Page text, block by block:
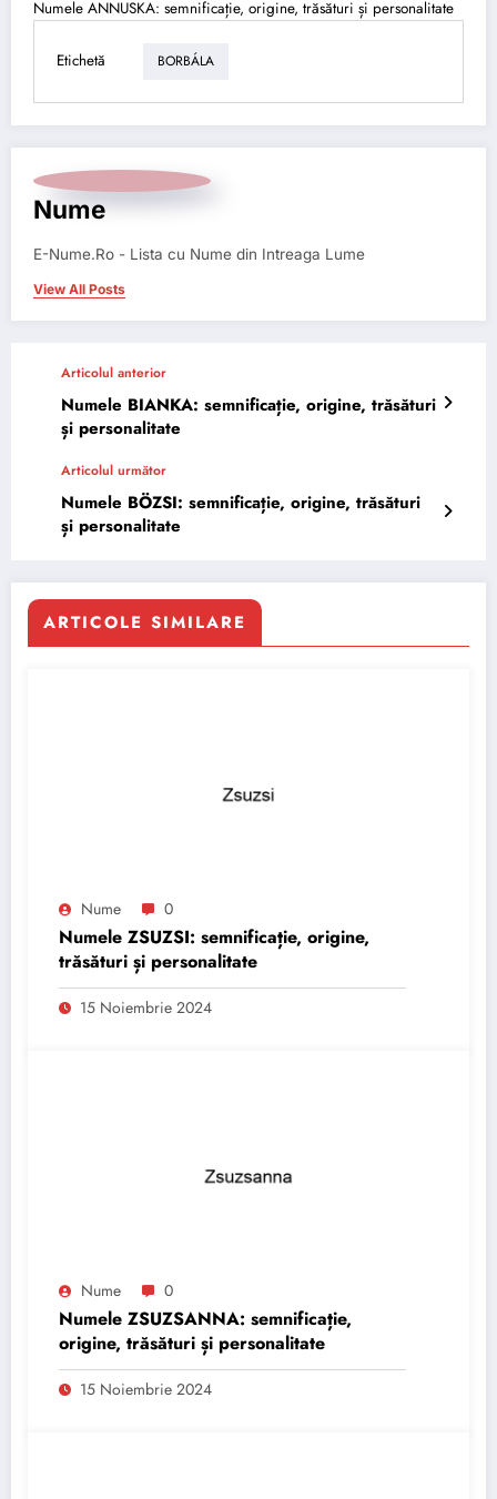
Numele ANNUSKA: semnificație, origine, trăsături și personalitate
Etichetă BORBÁLA
Nume
E-Nume.Ro - Lista cu Nume din Intreaga Lume
View All Posts
Articolul anterior
Numele BIANKA: semnificație, origine, trăsături
și personalitate
Articolul următor
Numele BÖZSI: semnificație, origine, trăsături
și personalitate
ARTICOLE SIMILARE
Nume 0
Numele ZSUZSI: semnificație, origine,
trăsături și personalitate
15 Noiembrie 2024
Nume 0
Numele ZSUZSANNA: semnificație,
origine, trăsături și personalitate
15 Noiembrie 2024